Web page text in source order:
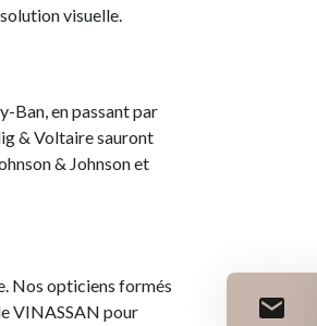
visuelle.
Ban, en passant par
& Voltaire sauront
& Johnson et
Nos opticiens formés
VINASSAN pour